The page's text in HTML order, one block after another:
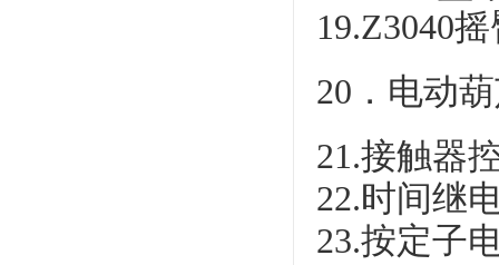
19.Z3040
20．电动
21.接触器
22.时间继
23.按定子